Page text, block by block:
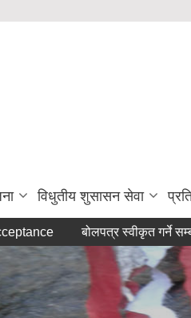
विधुतीय शुसासन सेवा
बोलपत्र स्वीकृत गर्ने सम्बन्धि